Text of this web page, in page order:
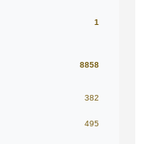
1
8858
382
495